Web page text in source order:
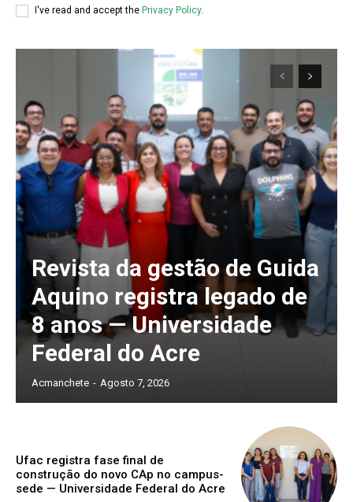
I've read and accept the Privacy Policy.
Revista da gestão de Guida
Aquino registra legado de
8 anos — Universidade
Federal do Acre
Acmanchete - Agosto 7, 2026
Ufac registra fase final de
construção do novo CAp no campus-
sede — Universidade Federal do Acre